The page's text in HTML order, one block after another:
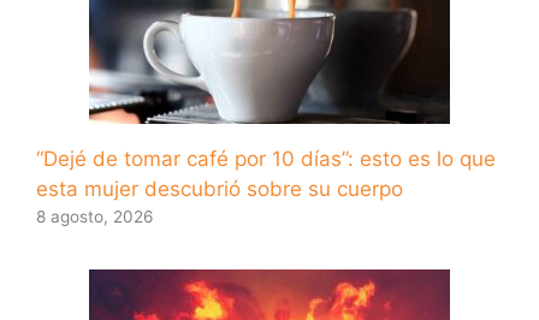
“Dejé de tomar café por 10 días”: esto es lo que
esta mujer descubrió sobre su cuerpo
8 agosto, 2026